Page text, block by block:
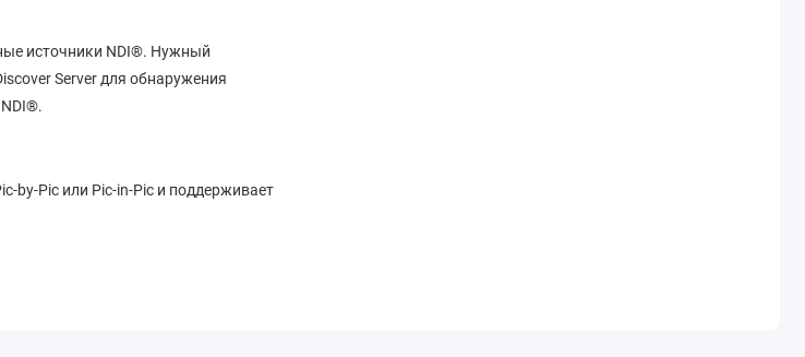
источники NDI®. Нужный
Server для обнаружения
by-Pic или Pic-in-Pic и поддерживает